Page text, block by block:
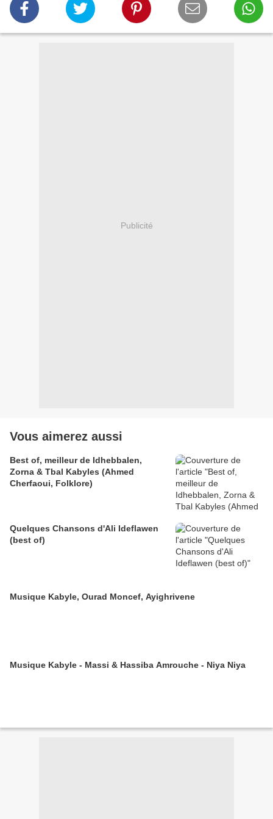
Publicité
Vous aimerez aussi
Best of, meilleur de Idhebbalen,
Zorna & Tbal Kabyles (Ahmed
Cherfaoui, Folklore)
Quelques Chansons d'Ali Ideflawen
(best of)
Musique Kabyle, Ourad Moncef, Ayighrivene
Musique Kabyle - Massi & Hassiba Amrouche - Niya Niya